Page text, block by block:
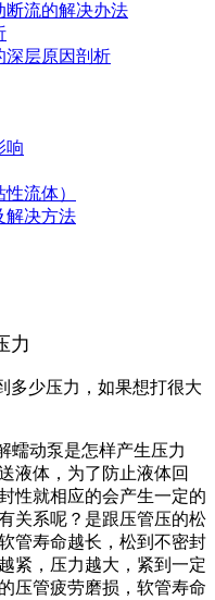
断流的解决办法
深层原因剖析
响
流体）
解决方法
力
多少压力，如果想打很大
蠕动泵是怎样产生压力
液体，为了防止液体回
性就相应的会产生一定的
关系呢？是跟压管压的松
管寿命越长，松到不密封
紧，压力越大，紧到一定
压管疲劳磨损，软管寿命